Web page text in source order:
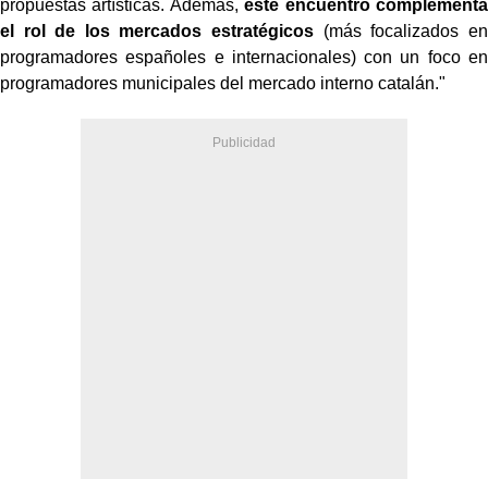
propuestas artísticas. Además,este encuentro complementa
el rol de los mercados estratégicos (más focalizados en
programadores españoles e internacionales) con un foco en
programadores municipales del mercado interno catalán."